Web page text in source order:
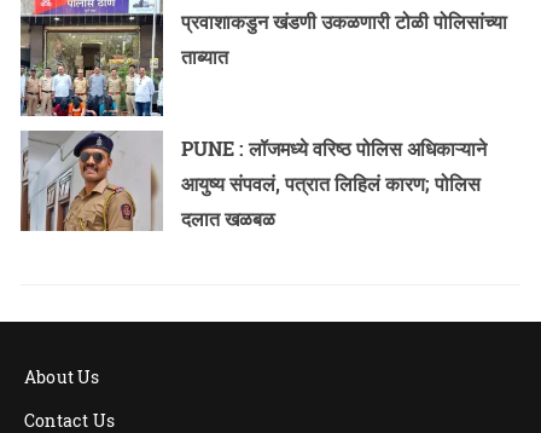
प्रवाशाकडुन खंडणी उकळणारी टोळी पोलिसांच्या
ताब्यात
PUNE : लॉजमध्ये वरिष्ठ पोलिस अधिकाऱ्याने
आयुष्य संपवलं, पत्रात लिहिलं कारण; पोलिस
दलात खळबळ
About Us
Contact Us